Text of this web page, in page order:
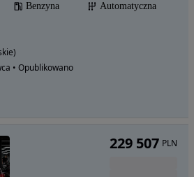
Benzyna
Automatyczna
• Opublikowano
229 507 PLN